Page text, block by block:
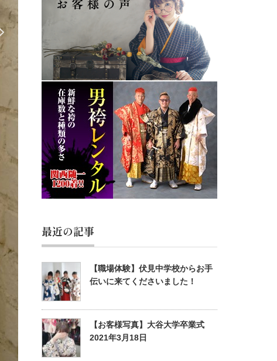
最近の記事
【職場体験】伏見中学校からお手
伝いに来てくださいました！
【お客様写真】大谷大学卒業式
2021年3月18日